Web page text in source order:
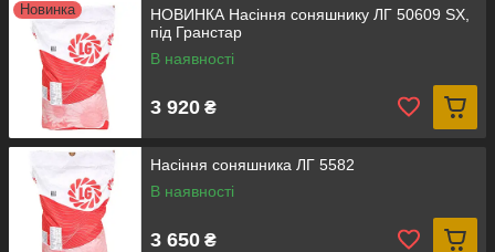
Новинка
НОВИНКА Насіння соняшнику ЛГ 50609 SX,
під Гранстар
В наявності
3 920 ₴
Насіння соняшника ЛГ 5582
В наявності
3 650 ₴